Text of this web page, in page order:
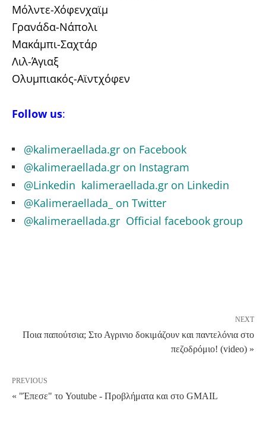
Μόλντε-Χόφενχαϊμ
Γρανάδα-Νάπολι
Μακάμπι-Σαχτάρ
Λιλ-Άγιαξ
Ολυμπιακός-Αϊντχόφεν
Follow us:
@kalimeraellada.gr on Facebook
@kalimeraellada.gr on Instagram
@Linkedin kalimeraellada.gr on Linkedin
@Kalimeraellada_ on Twitter
@kalimeraellada.gr Official facebook group
NEXT
Ποια παπούτσια; Στο Αγρινιο δοκιμάζουν και παντελόνια στο
πεζοδρόμιο! (video) »
PREVIOUS
« "Έπεσε" το Youtube - Προβλήματα και στο GMAIL